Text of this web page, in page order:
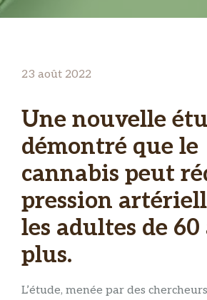
23 août 2022
Une nouvelle
démontré que le
cannabis peut
pression
les adultes de 60
plus.
L’étude, menée par des